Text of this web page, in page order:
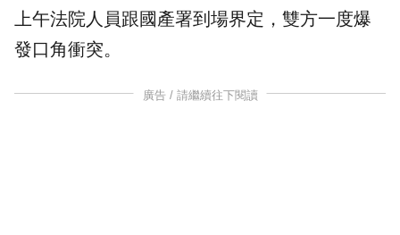
上午法院人員跟國產署到場界定，雙方一度爆
發口角衝突。
廣告 / 請繼續往下閱讀